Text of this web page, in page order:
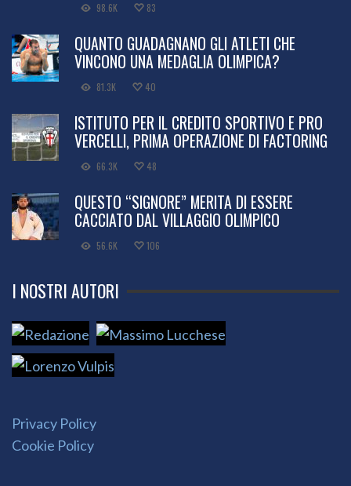
98.6K 83
QUANTO GUADAGNANO GLI ATLETI CHE
VINCONO UNA MEDAGLIA OLIMPICA?
81.3K 40
ISTITUTO PER IL CREDITO SPORTIVO E PRO
VERCELLI, PRIMA OPERAZIONE DI FACTORING
66.3K 48
QUESTO “SIGNORE” MERITA DI ESSERE
CACCIATO DAL VILLAGGIO OLIMPICO
56.6K 106
I NOSTRI AUTORI
Privacy Policy
Cookie Policy